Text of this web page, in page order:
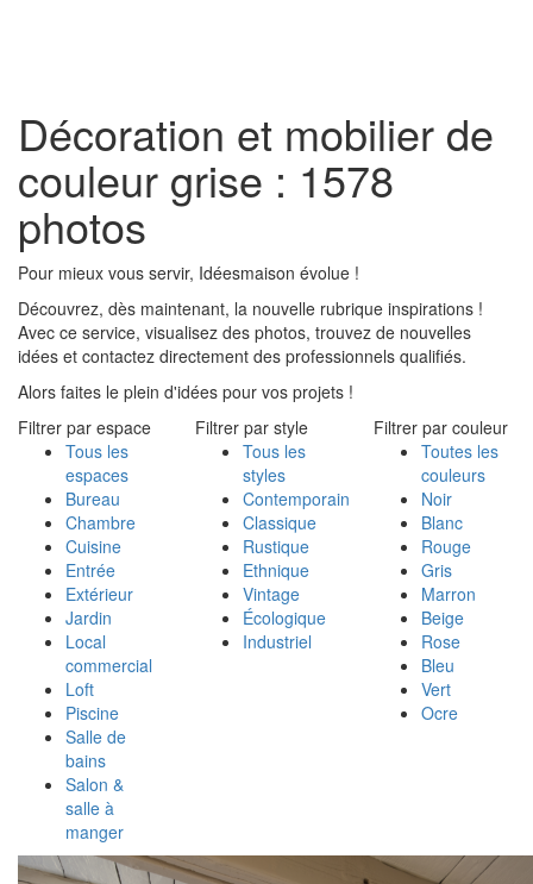
Décoration et mobilier de
couleur grise : 1578
photos
Pour mieux vous servir, Idéesmaison évolue !
Découvrez, dès maintenant, la nouvelle rubrique inspirations !
Avec ce service, visualisez des photos, trouvez de nouvelles
idées et contactez directement des professionnels qualifiés.
Alors faites le plein d'idées pour vos projets !
Filtrer par espace
Tous les
espaces
Bureau
Chambre
Cuisine
Entrée
Extérieur
Jardin
Local
commercial
Loft
Piscine
Salle de
bains
Salon &
salle à
manger
Filtrer par style
Tous les
styles
Contemporain
Classique
Rustique
Ethnique
Vintage
Écologique
Industriel
Filtrer par couleur
Toutes les
couleurs
Noir
Blanc
Rouge
Gris
Marron
Beige
Rose
Bleu
Vert
Ocre